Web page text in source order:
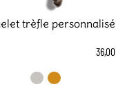
trèfle personnalisé